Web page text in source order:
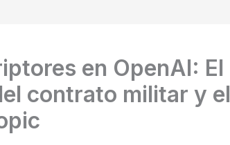
en OpenAI: El
contrato militar y el